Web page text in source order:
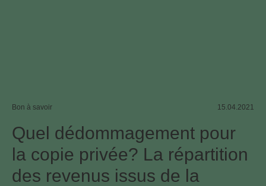
Bon à savoir 15.04.2021
Quel dédommagement pour
la copie privée? La répartition
des revenus issus de la